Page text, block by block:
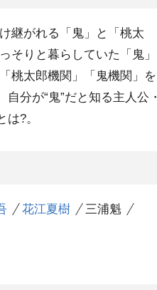
継がれる「鬼」と「桃太
そりと暮らしていた「鬼」
桃太郎機関」「鬼機関」を
分が“鬼”だと知る主人公・
?。
花江夏樹
三浦魁